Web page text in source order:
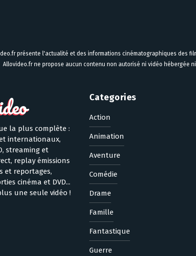
présente l'actualité et des informations cinématographiques des
Allovideo.fr ne propose aucun contenu non autorisé ni vidéo hébergée
la plus complète :
internationaux,
streaming et
replay émissions
et reportages,
cinéma et DVD...
une seule vidéo !
Categories
Action
Animation
Aventure
Comédie
Drame
Famille
Fantastique
Guerre